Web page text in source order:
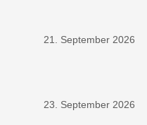
21. September 2026
23. September 2026